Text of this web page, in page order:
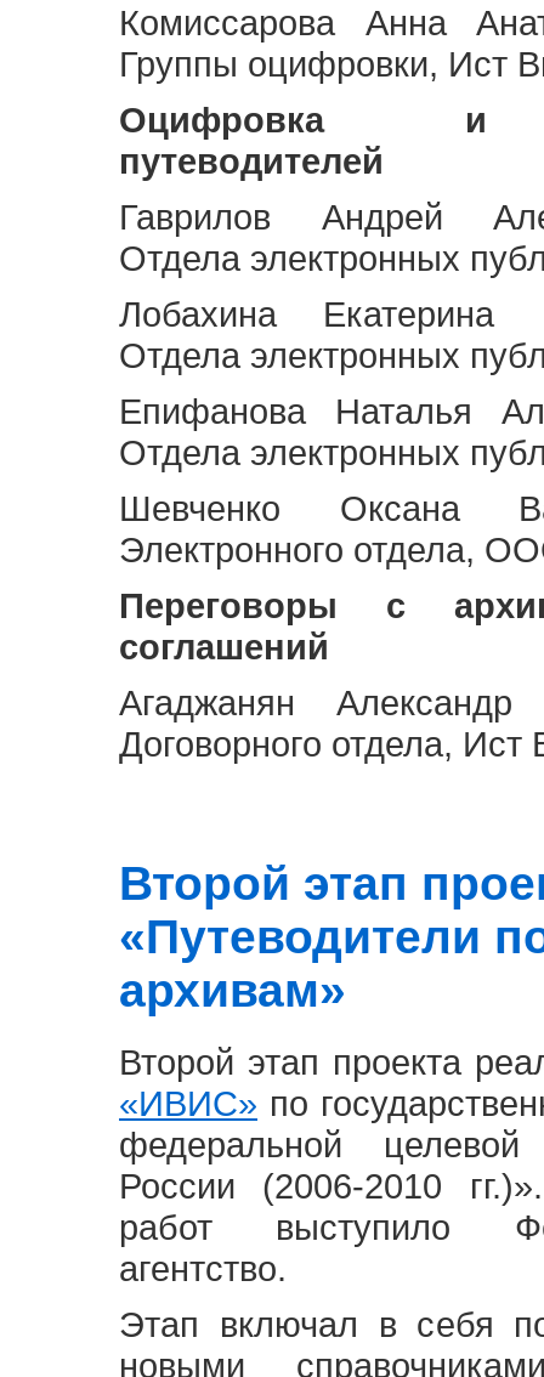
Комиссарова Анна
Группы оцифровки, Ист
Оцифровка и
путеводителей
Гаврилов Андрей
Отдела электронных
Лобахина Екатерина
Отдела электронных
Епифанова Наталья
Отдела электронных
Шевченко Оксана
Электронного отдела,
Переговоры с
соглашений
Агаджанян Александр
Договорного отдела,
Второй этап
«Путеводители
архивам»
Второй этап проекта
«ИВИС» по
федеральной
России (2006-2010
работ выступило
агентство.
Этап включал в себя
новыми